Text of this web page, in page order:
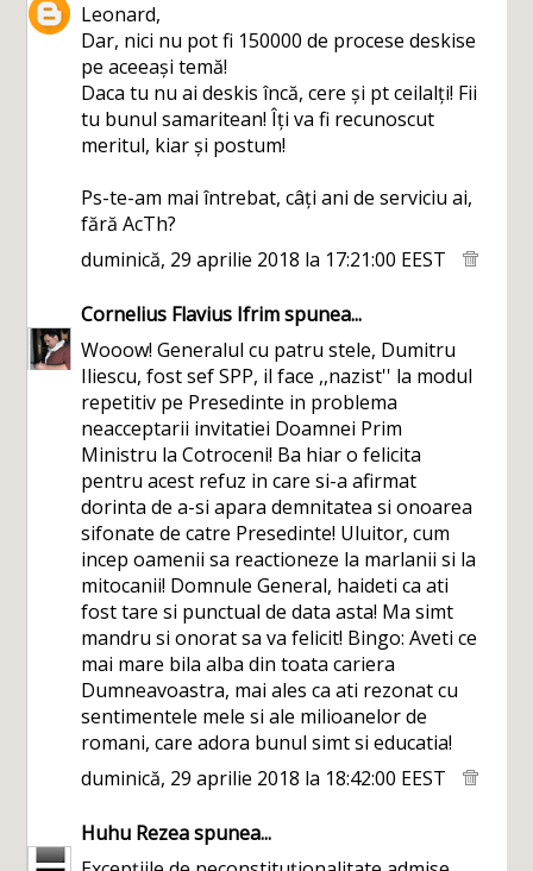
Leonard,
Dar, nici nu pot fi 150000 de procese deskise
pe aceeași temă!
Daca tu nu ai deskis încă, cere și pt ceilalți! Fii
tu bunul samaritean! Îți va fi recunoscut
meritul, kiar și postum!
Ps-te-am mai întrebat, câți ani de serviciu ai,
fără AcTh?
duminică, 29 aprilie 2018 la 17:21:00 EEST
Cornelius Flavius Ifrimspunea...
Wooow! Generalul cu patru stele, Dumitru
Iliescu, fost sef SPP, il face ,,nazist'' la modul
repetitiv pe Presedinte in problema
neacceptarii invitatiei Doamnei Prim
Ministru la Cotroceni! Ba hiar o felicita
pentru acest refuz in care si-a afirmat
dorinta de a-si apara demnitatea si onoarea
sifonate de catre Presedinte! Uluitor, cum
incep oamenii sa reactioneze la marlanii si la
mitocanii! Domnule General, haideti ca ati
fost tare si punctual de data asta! Ma simt
mandru si onorat sa va felicit! Bingo: Aveti ce
mai mare bila alba din toata cariera
Dumneavoastra, mai ales ca ati rezonat cu
sentimentele mele si ale milioanelor de
romani, care adora bunul simt si educatia!
duminică, 29 aprilie 2018 la 18:42:00 EEST
Huhu Rezeaspunea...